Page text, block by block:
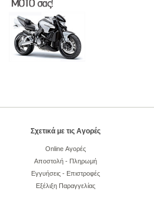
Σχετικά με τις Αγορές
Online Αγορές
Αποστολή - Πληρωμή
Εγγυήσεις - Επιστροφές
Εξέλιξη Παραγγελίας